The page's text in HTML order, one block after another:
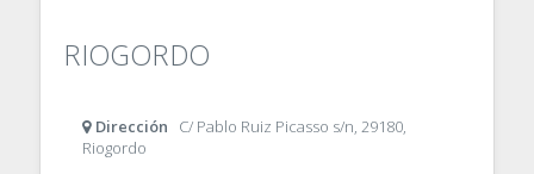
RIOGORDO
Dirección C/ Pablo Ruiz Picasso s/n, 29180,
Riogordo